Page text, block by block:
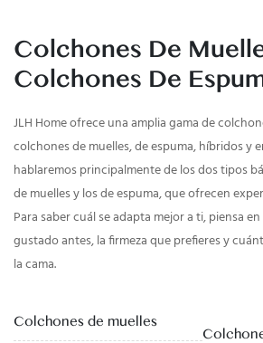
Colchones De
Colchones De
JLH Home ofrece una amplia gama de
colchones de muelles, de espuma, híbridos y
hablaremos principalmente de los dos tipos
de muelles y los de espuma, que ofrecen
Para saber cuál se adapta mejor a ti, piensa
gustado antes, la firmeza que prefieres y
la cama.
Colchones de muelles